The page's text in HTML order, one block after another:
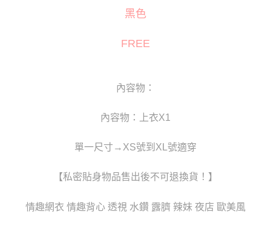
１．透過由恩沛科技股份有限公司提供之「AFTEE先享後付」服務完成之交
權轉讓予恩沛科技股份有限公司。
２．關於個人資料處理事宜，請瀏覽以下網址：
「AFTEE先享後付」，若未經同意申辦者引起之損失，本公司不負相關責
時審查核予不同之上限額度；若仍有額度不足之情形，本公司將視審查結果
恩沛科技股份有限公司將有權停止該用戶之使用額度並採取法律行動。
每筆NT$80，滿NT$6,000(含以上)免運費
國家/地區配送
黑色
FREE
內容物：
內容物：上衣X1
單一尺寸→XS號到XL號適穿
【私密貼身物品售出後不可退換貨！】
情趣網衣 情趣背心 透視 水鑽 露臍 辣妹 夜店 歐美風